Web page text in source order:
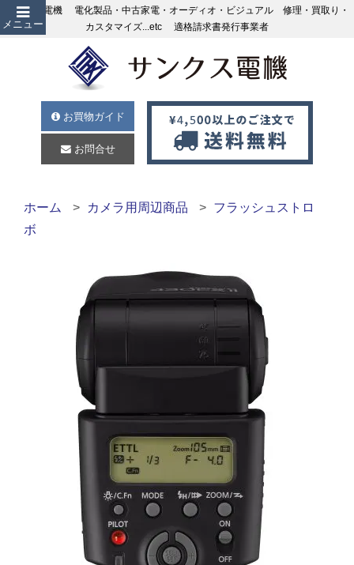
メニュー
サンクス電機 電化製品・中古家電・オーディオ・ビジュアル 修理・買取り・
カスタマイズ...etc 適格請求書発行事業者
お買物ガイド
お問合せ
ホーム カメラ用周辺商品
フラッシュストロ
ボ